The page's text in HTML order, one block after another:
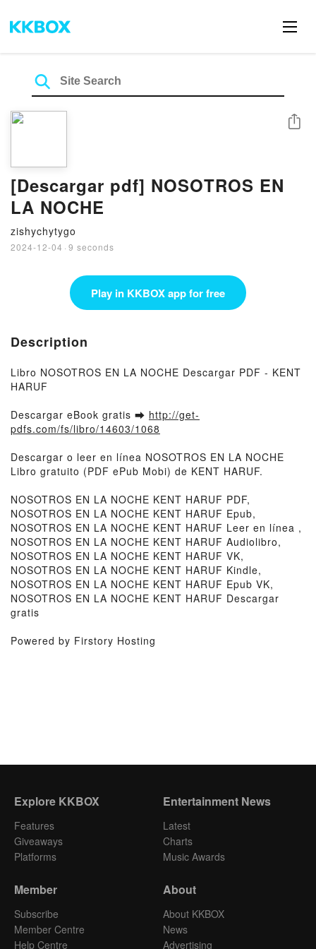
[Descargar pdf] NOSOTROS EN
LA NOCHE
zishychytygo
2024-12-04 · 9 seconds
Share
Play in KKBOX app for free
Description
Libro NOSOTROS EN LA NOCHE Descargar PDF - KENT
HARUF
Descargar eBook gratis ➡ http://get-
pdfs.com/fs/libro/14603/1068
Descargar o leer en línea NOSOTROS EN LA NOCHE
Libro gratuito (PDF ePub Mobi) de KENT HARUF.
NOSOTROS EN LA NOCHE KENT HARUF PDF,
NOSOTROS EN LA NOCHE KENT HARUF Epub,
NOSOTROS EN LA NOCHE KENT HARUF Leer en línea ,
NOSOTROS EN LA NOCHE KENT HARUF Audiolibro,
NOSOTROS EN LA NOCHE KENT HARUF VK,
NOSOTROS EN LA NOCHE KENT HARUF Kindle,
NOSOTROS EN LA NOCHE KENT HARUF Epub VK,
NOSOTROS EN LA NOCHE KENT HARUF Descargar
gratis
Powered by Firstory Hosting
Explore KKBOX
Features
Giveaways
Platforms
Entertainment News
Latest
Charts
Music Awards
Member
Subscribe
Member Centre
Help Centre
About
About KKBOX
News
Advertising